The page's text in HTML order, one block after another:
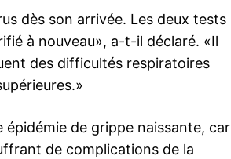
dès son arrivée. Les deux tests
à nouveau», a-t-il déclaré. «Il
des difficultés respiratoires
de grippe naissante, car
de complications de la